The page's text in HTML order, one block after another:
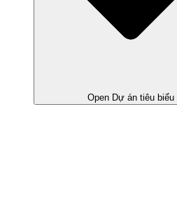
Open Dự án tiêu biểu